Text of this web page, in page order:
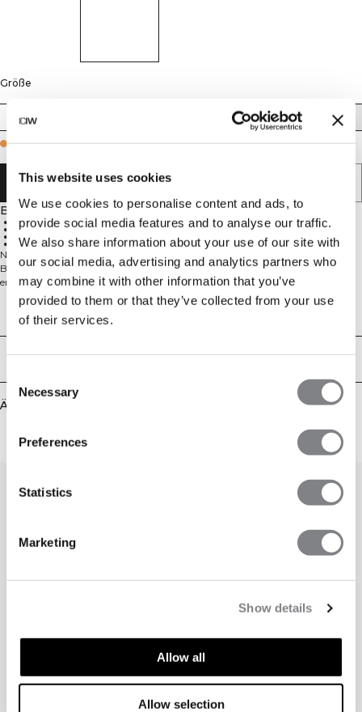
This website uses cookies
We use cookies to personalise content and ads, to
provide social media features and to analyse our traffic.
We also share information about your use of our site with
our social media, advertising and analytics partners who
may combine it with other information that you’ve
provided to them or that they’ve collected from your use
of their services.
Selection
Necessary
Preferences
Statistics
Marketing
Show details
Allow all
Allow selection
Größe
XS XL XXL
Few in stock
IN DEN WARENKORB LEGEN
Beschreibung
92% Polyamid
8% Elastan
Racerback, nahtlos
Mittlerer Halt
Nahtloser Sport-BH mit Ringerrücken für uneingeschränkte
Bewegungsfreiheit. Der Define Seamless Racer Back Sports Bra bietet eine
enge, stützende Passform mit mittlerem Halt – ideal für dein tägliches
Training. Das feuchtigkeitsableitende Vier-Wege-Stretch-Material hält dich
trocken und komfortabel, während die nahtlose Konstruktion Reibung
minimiert. Herausnehmbare Cups ermöglichen dir, Abdeckung und Sitz
individuell anzupassen. 92% Polyamid, 8% Elastan.
Technical Aspects
Lieferung & Rückgabe
Ähnliche Produkte